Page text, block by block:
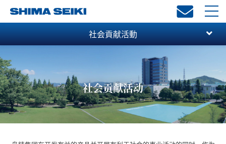
社会貢献活動
社会贡献活动